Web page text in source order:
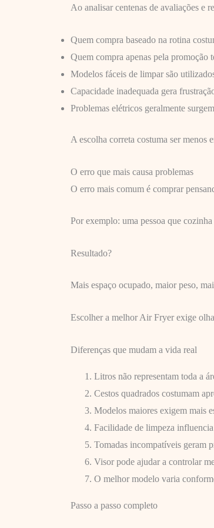
Ao analisar centenas de avaliações e
Quem compra baseado na rotina
Quem compra apenas pela promoção
Modelos fáceis de limpar são
Capacidade inadequada gera
Problemas elétricos geralmente
A escolha correta costuma ser menos
O erro que mais causa problemas
O erro mais comum é comprar
Por exemplo: uma pessoa que
Resultado?
Mais espaço ocupado, maior peso,
Escolher a melhor Air Fryer exige
Diferenças que mudam a vida real
Litros não representam toda a
Cestos quadrados costumam
Modelos maiores exigem mais
Facilidade de limpeza
Tomadas incompatíveis geram
Visor pode ajudar a controlar
O melhor modelo varia
Passo a passo completo